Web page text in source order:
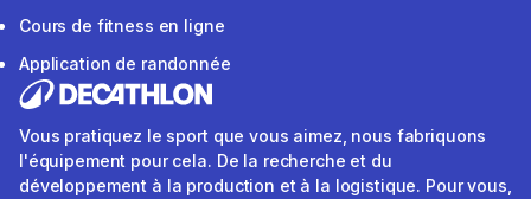
Cours de fitness en ligne
Application de randonnée
Vous pratiquez le sport que vous aimez, nous fabriquons
l'équipement pour cela. De la recherche et du
développement à la production et à la logistique. Pour vous,